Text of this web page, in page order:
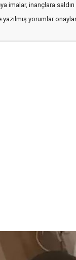
imalar, inançlara
yorumlar